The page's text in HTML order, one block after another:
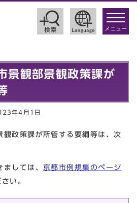
toggle
メニュー
景観部景観政策課が
年4月1日
観政策課が所管する要綱等は、次
ましては、京都市例規集のページ
い。